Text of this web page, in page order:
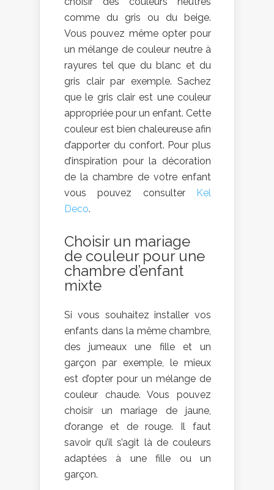
comme du gris ou du beige.
Vous pouvez même opter pour
un mélange de couleur neutre à
rayures tel que du blanc et du
gris clair par exemple. Sachez
que le gris clair est une couleur
appropriée pour un enfant. Cette
couleur est bien chaleureuse afin
d’apporter du confort. Pour plus
d’inspiration pour la décoration
de la chambre de votre enfant
vous pouvez consulter Kel
Deco.
Choisir un mariage
de couleur pour une
chambre d’enfant
mixte
Si vous souhaitez installer vos
enfants dans la même chambre,
des jumeaux une fille et un
garçon par exemple, le mieux
est d’opter pour un mélange de
couleur chaude. Vous pouvez
choisir un mariage de jaune,
d’orange et de rouge. Il faut
savoir qu’il s’agit là de couleurs
adaptées à une fille ou un
garçon.